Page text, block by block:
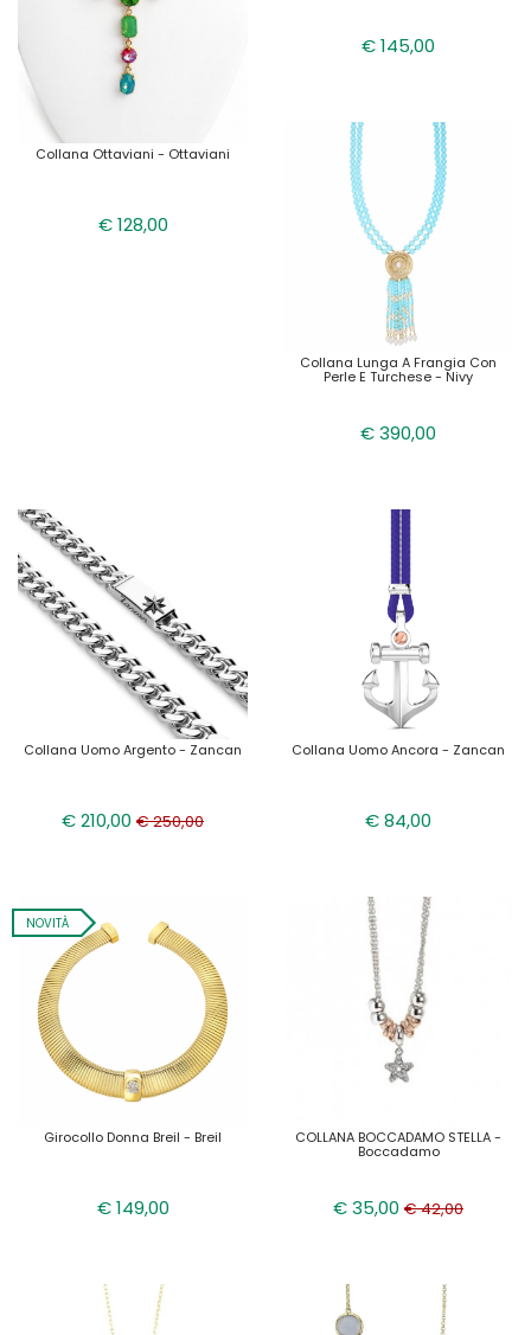
Collana Ottaviani - Ottaviani
€ 128,00
€ 145,00
Collana Lunga A Frangia Con
Perle E Turchese - Nivy
€ 390,00
Collana Uomo Argento - Zancan
€ 210,00 € 250,00
Collana Uomo Ancora - Zancan
€ 84,00
NOVITÀ
Girocollo Donna Breil - Breil
€ 149,00
COLLANA BOCCADAMO STELLA -
Boccadamo
€ 35,00 € 42,00